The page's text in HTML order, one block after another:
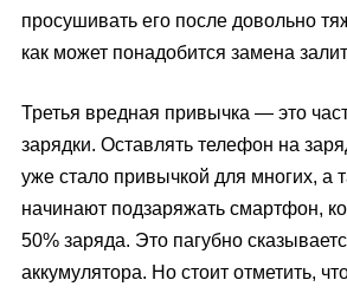
просушивать его после довольно
как может понадобится замена
Третья вредная привычка — это
зарядки. Оставлять телефон на
уже стало привычкой для многих, а
начинают подзаряжать смартфон,
50% заряда. Это пагубно
аккумулятора. Но стоит отметить,